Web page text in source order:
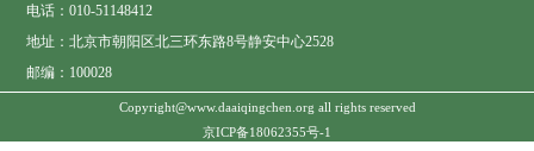
电话：010-51148412
地址：北京市朝阳区北三环东路8号静安中心2528
邮编：100028
Copyright@www.daaiqingchen.org all rights reserved
京ICP备18062355号-1